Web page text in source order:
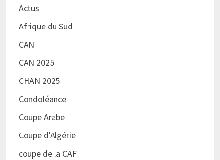
Actus
Afrique du Sud
CAN
CAN 2025
CHAN 2025
Condoléance
Coupe Arabe
Coupe d'Algérie
coupe de la CAF